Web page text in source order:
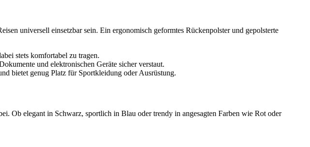
universell einsetzbar sein. Ein ergonomisch geformtes Rückenpolster und gepolsterte
stets komfortabel zu tragen.
und elektronischen Geräte sicher verstaut.
bietet genug Platz für Sportkleidung oder Ausrüstung.
Ob elegant in Schwarz, sportlich in Blau oder trendy in angesagten Farben wie Rot oder